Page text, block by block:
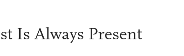
Is Always Present